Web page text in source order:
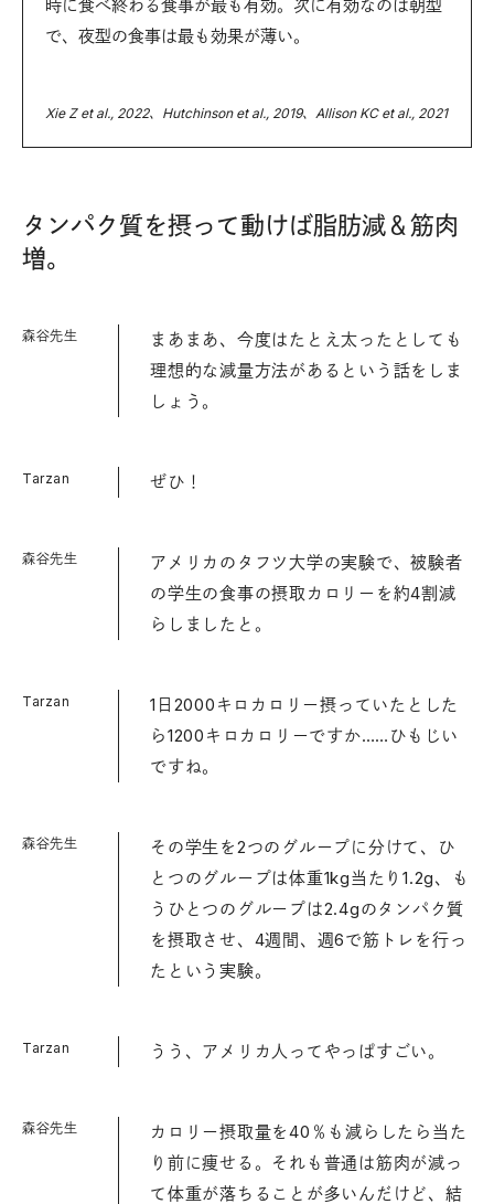
時に食べ終わる食事が最も有効。次に有効なのは朝型
で、夜型の食事は最も効果が薄い。
Xie Z et al., 2022、Hutchinson et al., 2019、Allison KC et al., 2021
タンパク質を摂って動けば脂肪減＆筋肉
増。
森谷先生
まあまあ、今度はたとえ太ったとしても
理想的な減量方法があるという話をしま
しょう。
Tarzan ぜひ！
森谷先生
アメリカのタフツ大学の実験で、被験者
の学生の食事の摂取カロリーを約4割減
らしましたと。
Tarzan
1日2000キロカロリー摂っていたとした
ら1200キロカロリーですか……ひもじい
ですね。
森谷先生
その学生を2つのグループに分けて、ひ
とつのグループは体重1kg当たり1.2g、も
うひとつのグループは2.4gのタンパク質
を摂取させ、4週間、週6で筋トレを行っ
たという実験。
Tarzan うう、アメリカ人ってやっぱすごい。
森谷先生
カロリー摂取量を40％も減らしたら当た
り前に痩せる。それも普通は筋肉が減っ
て体重が落ちることが多いんだけど、結